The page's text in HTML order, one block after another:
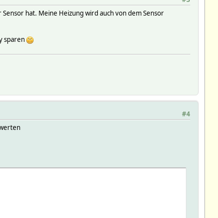
hat. Meine Heizung wird auch von dem Sensor
sparen
#4